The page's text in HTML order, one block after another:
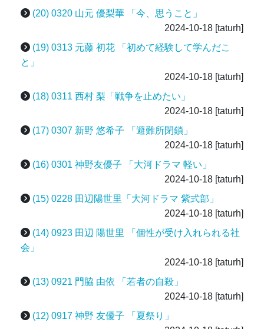
(20) 0320 山元 優梨華 「今、思うこと」
2024-10-18 [taturh]
(19) 0313 元藤 初花 「初めて経験して学んだこ
と」
2024-10-18 [taturh]
(18) 0311 西村 梨「戦争を止めたい」
2024-10-18 [taturh]
(17) 0307 新野 悠希子 「避難所閉鎖」
2024-10-18 [taturh]
(16) 0301 神野友優子 「大河ドラマ 軽い」
2024-10-18 [taturh]
(15) 0228 田辺陽世里「大河ドラマ 紫式部」
2024-10-18 [taturh]
(14) 0923 田辺 陽世里 「個性が受け入れられる社
会」
2024-10-18 [taturh]
(13) 0921 門脇 由依 「若者の自殺」
2024-10-18 [taturh]
(12) 0917 神野 友優子 「夏祭り」